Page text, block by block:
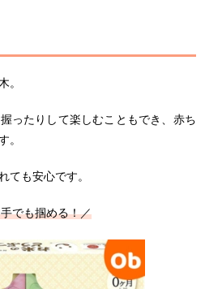
。
ったりして楽しむこともでき、赤ち
。
ても安心です。
でも掴める！／